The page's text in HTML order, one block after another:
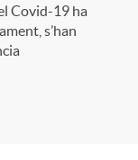
Covid-19 ha
s’han